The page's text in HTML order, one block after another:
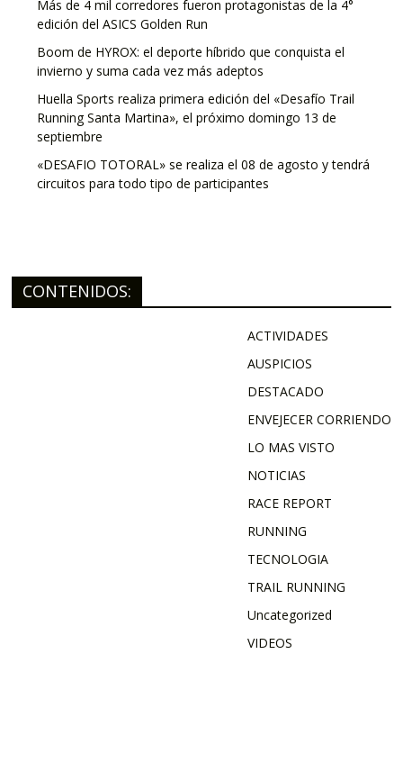
Más de 4 mil corredores fueron protagonistas de la 4°
edición del ASICS Golden Run
Boom de HYROX: el deporte híbrido que conquista el
invierno y suma cada vez más adeptos
Huella Sports realiza primera edición del «Desafío Trail
Running Santa Martina», el próximo domingo 13 de
septiembre
«DESAFIO TOTORAL» se realiza el 08 de agosto y tendrá
circuitos para todo tipo de participantes
CONTENIDOS:
ACTIVIDADES
AUSPICIOS
DESTACADO
ENVEJECER CORRIENDO
LO MAS VISTO
NOTICIAS
RACE REPORT
RUNNING
TECNOLOGIA
TRAIL RUNNING
Uncategorized
VIDEOS